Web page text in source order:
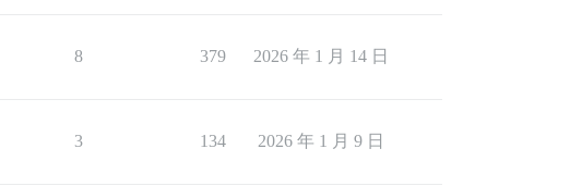
8 379 2026 年 1 月 14 日
3 134 2026 年 1 月 9 日